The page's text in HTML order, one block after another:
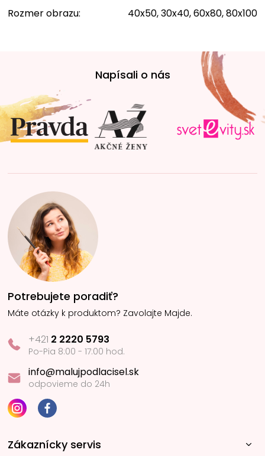
Rozmer obrazu: 40x50, 30x40, 60x80, 80x100
t
i
e
Napísali o nás
Potrebujete poradiť?
Máte otázky k produktom? Zavolajte Majde.
+421 2 2220 5793
Po-Pia 8:00 - 17:00 hod.
info@malujpodlacisel.sk
odpovieme do 24h
Zákaznícky servis